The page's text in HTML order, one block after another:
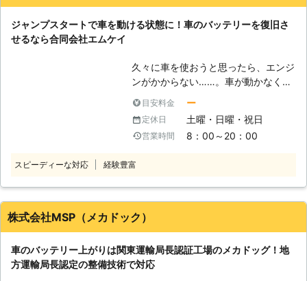
バッテリー上がりは、お客様の身にい
つ起こるのかわかりません。弊社はお
しております。 「土曜日にちょっと
温泉でも入りに行こうかと思ったら、
車が動かない……しまった！車が半ド
か！」という状況でバッテリー上がり
で困ったときは、ぜひ弊社のことを思
記のような方法で、弊社はお客様のバ
急に動かなくなってしまい、気が動転
していらっしゃると思います。我々は
て、お客様が元の生活に戻れるように
努めさせていただきますので、気軽に
に関してご相談をご希望のときのもお
任せください。 有馬株式会社では、
しまい走行できなくなってしまった際
は、お気軽に私達までご相談くださ
トラブルや車やバイクのパンクでお困
りの方に対応している業者です。 東
京都府中市に拠点を構えていますの
電気を溜める役割をしていて、この電
テリー内の電気が切れてしまうと、車
を走らせることができなくなってしま
います。 ●バッテリーの充電は自分
でおこなうと危険です 「車のバッテ
リーが上がったらすぐに何とかした
し、バッテリーの充電を知識がないま
おそれもあるのです。 車のバッテリ
ー上がりは、市販のポータブルバッテ
リーを使うことで充電できます。この
ポータブルバッテリーで充電をするた
めには車のバッテリーにつなげる必要
があります。しかし、この接続の順番
ジャンプスタートで車を動ける状態に！車のバッテリーを復旧さ
せるなら合同会社エムケイ
久々に車を使おうと思ったら、エンジ
ンがかからない……。車が動かなくな
けずにとても困ります。そのエンジン
がかからない原因は、もしかしたらバ
ッテリー上がりかもしれません。 バ
エンジンがかかるだけの電力を車に送
に充電される構造になっているからで
す。 しかし、車のバッテリー上がり
車の知識がないと感電してしまうおそ
れが……。車のバッテリー充電をする
目安料金 ー
定休日 土曜・日曜・祝日
営業時間 8：00～20：00
スピーディーな対応 経験豊富
株式会社MSP（メカドック）
車のバッテリー上がりは関東運輸局長認証工場のメカドッグ！地
方運輸局長認定の整備技術で対応